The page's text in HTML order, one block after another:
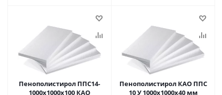
Пенополистирол ППС14-
1000х1000х100 КАО
Пенополистирол КАО ППС
10 У 1000х1000х40 мм